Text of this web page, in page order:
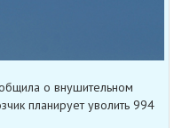
о внушительном
планирует уволить 994